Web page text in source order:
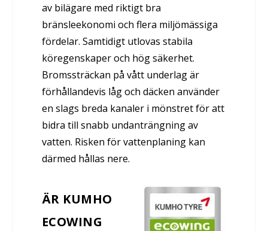
av bilägare med riktigt bra
bränsleekonomi och flera miljömässiga
fördelar. Samtidigt utlovas stabila
köregenskaper och hög säkerhet.
Bromssträckan på vått underlag är
förhållandevis låg och däcken använder
en slags breda kanaler i mönstret för att
bidra till snabb undanträngning av
vatten. Risken för vattenplaning kan
därmed hållas nere.
ÄR KUMHO
ECOWING